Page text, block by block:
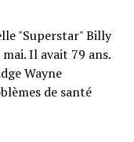
"Superstar" Billy
Il avait 79 ans.
Wayne
de santé